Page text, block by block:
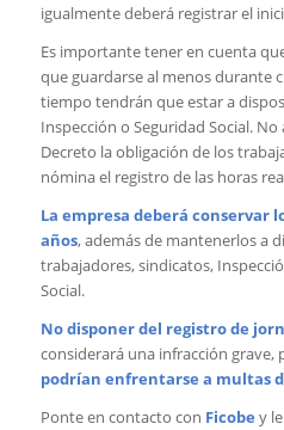
igualmente deberá registrar el
Es importante tener en cuenta
que guardarse al menos durante
tiempo tendrán que estar a
Inspección o Seguridad Social.
Decreto la obligación de los
nómina el registro de las horas
La empresa deberá conservar
años, además de mantenerlos a
trabajadores, sindicatos,
Social.
No disponer del registro de
considerará una infracción grave,
podrían enfrentarse a multas
Ponte en contacto con Ficobe y le